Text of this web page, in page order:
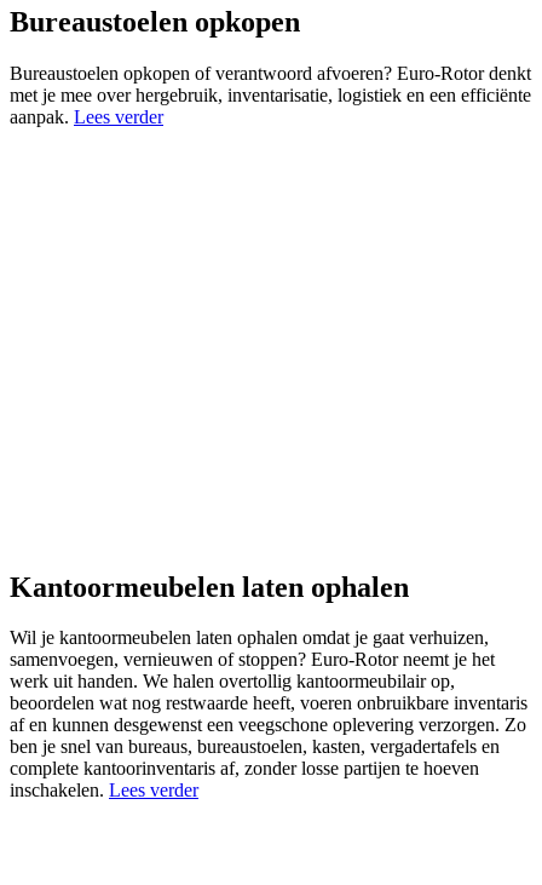
Bureaustoelen opkopen
Bureaustoelen opkopen of verantwoord afvoeren? Euro-Rotor denkt
met je mee over hergebruik, inventarisatie, logistiek en een efficiënte
aanpak. Lees verder
Kantoormeubelen laten ophalen
Wil je kantoormeubelen laten ophalen omdat je gaat verhuizen,
samenvoegen, vernieuwen of stoppen? Euro-Rotor neemt je het
werk uit handen. We halen overtollig kantoormeubilair op,
beoordelen wat nog restwaarde heeft, voeren onbruikbare inventaris
af en kunnen desgewenst een veegschone oplevering verzorgen. Zo
ben je snel van bureaus, bureaustoelen, kasten, vergadertafels en
complete kantoorinventaris af, zonder losse partijen te hoeven
inschakelen. Lees verder